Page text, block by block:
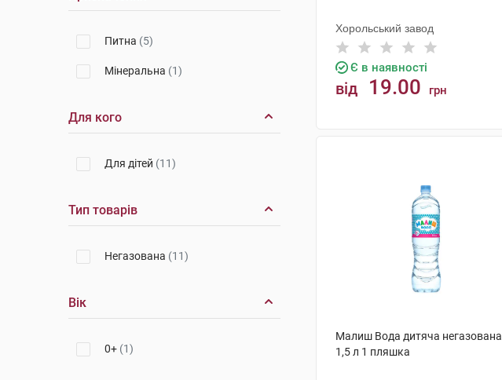
Питна (5)
Мінеральна (1)
Для кого
Для дітей (11)
Тип товарів
Негазована (11)
Вік
0+ (1)
Хорольський завод
Є в наявності
від 19.00 грн
Малиш Вода дитяча негазована
1,5 л 1 пляшка